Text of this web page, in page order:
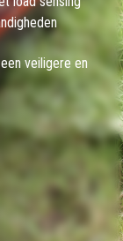
veiligere en